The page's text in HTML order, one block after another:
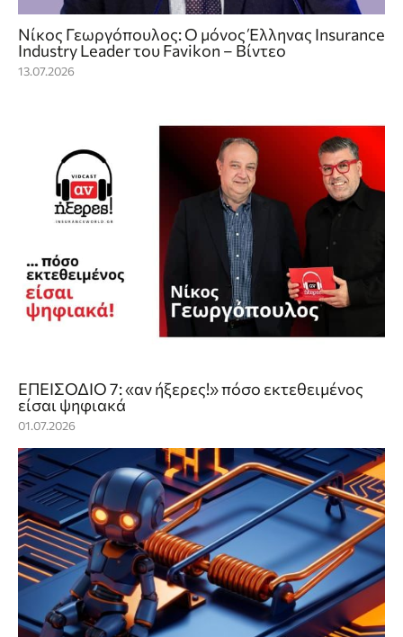
Νίκος Γεωργόπουλος: Ο μόνος Έλληνας Insurance
Industry Leader του Favikon – Βίντεο
13.07.2026
ΕΠΕΙΣΟΔΙΟ 7: «αν ήξερες!» πόσο εκτεθειμένος
είσαι ψηφιακά
01.07.2026